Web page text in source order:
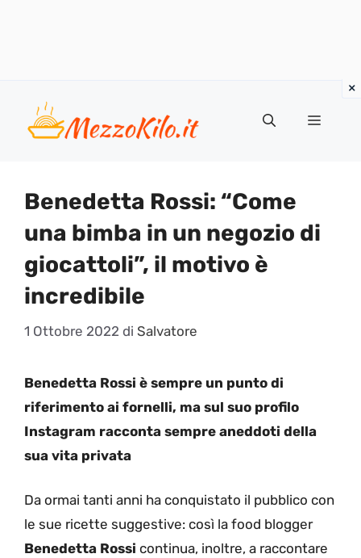
contenuto
Menu
Benedetta Rossi: “Come
una bimba in un negozio di
giocattoli”, il motivo è
incredibile
1 Ottobre 2022 di Salvatore
Benedetta Rossi è sempre un punto di
riferimento ai fornelli, ma sul suo profilo
Instagram racconta sempre aneddoti della
sua vita privata
Da ormai tanti anni ha conquistato il pubblico con
le sue ricette suggestive: così la food blogger
Benedetta Rossi continua, inoltre, a raccontare